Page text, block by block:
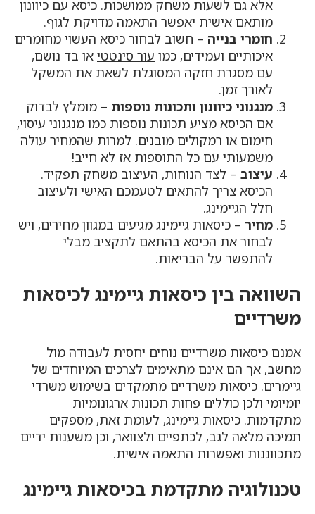
אלא גם לשעות משחק ממושכות. כיסא עם כיוונון
מותאם אישית יאפשר התאמה מדויקת לגוף.
חומרי בנייה – חשוב לבחור כיסא העשוי מחומרים
איכותיים ועמידים, כמו עור סינטטי או בד נושם,
עם מסגרת חזקה המסוגלת לשאת את המשקל
לאורך זמן.
מנגנוני כיוונון ותכונות נוספות – מומלץ לבדוק
אם הכיסא מציע תכונות נוספות כמו מנגנוני עיסוי,
חימום או רמקולים מובנים. למרות שהמחיר עולה
משמעותי עם כל התוספות אז לא חייב!
עיצוב – לצד הנוחות, העיצוב משחק תפקיד.
הכיסא צריך להתאים לטעמכם האישי ולעיצוב
חלל הגיימינג.
מחיר – כיסאות גיימינג מגיעים במגוון מחירים, ויש
לבחור את הכיסא בהתאם לתקציב מבלי
להתפשר על הבריאות.
השוואה בין כיסאות גיימינג לכיסאות
משרדיים
אמנם כיסאות משרדיים נוחים יחסית לעבודה מול
מחשב, אך הם אינם מתאימים לצרכים המיוחדים של
גיימרים. כיסאות משרדיים מתמקדים בשימוש משרדי
יומיומי ולכן כוללים פחות תכונות ארגונומיות
מתקדמות. כיסאות גיימינג, לעומת זאת, מספקים
תמיכה מלאה לגב, לכתפיים ולצוואר, וכן משענות ידיים
מתכווננות ואפשרות התאמה אישית.
טכנולוגיה מתקדמת בכיסאות גיימינג